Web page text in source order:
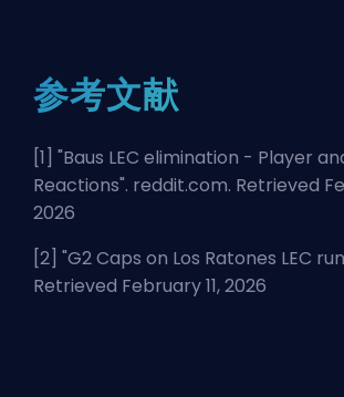
参考文献
[1] "Baus LEC elimination - Player
Reactions". reddit.com. Retrieved
2026
[2] "G2 Caps on Los Ratones LEC run
Retrieved February 11, 2026